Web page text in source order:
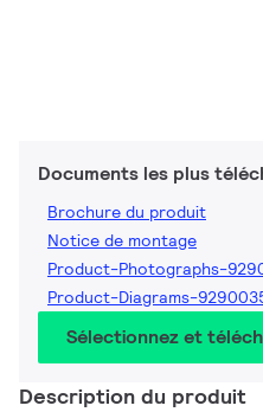
Documents les plus
Brochure du produit
Notice de montage
Product-Photographs-
Product-Diagrams-
Sélectionnez et
Description du produit